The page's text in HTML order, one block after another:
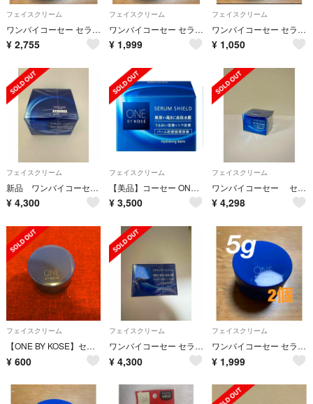
フェイスクリーム
ワンバイコーセー セラムシールド 潤い改善 シワ改善バーム 6g 3個
¥ 2,755
フェイスクリーム
ワンバイコーセー セラムシールド 潤い改善 シワ改善バーム 6g 2個
¥ 1,999
フェイスクリーム
ワンバイコーセー セラムシールド 潤い改善 シワ改善バーム 6g 1個
¥ 1,050
フェイスクリーム
新品 ワンバイコーセー セラム シールド 薬用バーム状美容液 40g
¥ 4,300
フェイスクリーム
【美品】コーセー ONE BY KOSE セラム シールド 40g
¥ 3,500
フェイスクリーム
ワンバイコーセー セラムシールド 40g
¥ 4,298
フェイスクリーム
【ONE BY KOSE】セラムシールド ミニサイズ
¥ 600
フェイスクリーム
ワンバイコーセー セラム シールド 薬用バーム状美容液 40g
¥ 4,300
フェイスクリーム
ワンバイコーセー セラムシールド 潤い改善 シワ改善バーム 6g ×2個
¥ 1,999